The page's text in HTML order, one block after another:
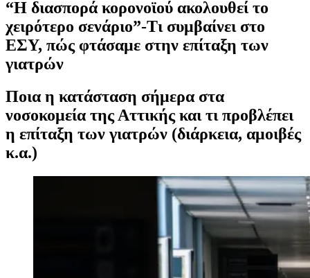
“Η διασπορά κορονοϊού ακολουθεί το
χειρότερο σενάριο”-Τι συμβαίνει στο
ΕΣΥ, πώς φτάσαμε στην επίταξη των
γιατρών
Ποια η κατάσταση σήμερα στα
νοσοκομεία της Αττικής και τι προβλέπει
η επίταξη των γιατρών (διάρκεια, αμοιβές
κ.α.)